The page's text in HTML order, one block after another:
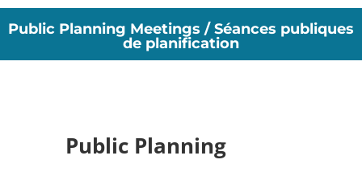
Public Planning Meetings / Séances publiques
de planification
Public Planning